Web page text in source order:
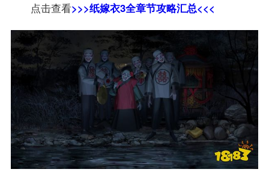
点击查看>>>纸嫁衣3全章节攻略汇总<<<